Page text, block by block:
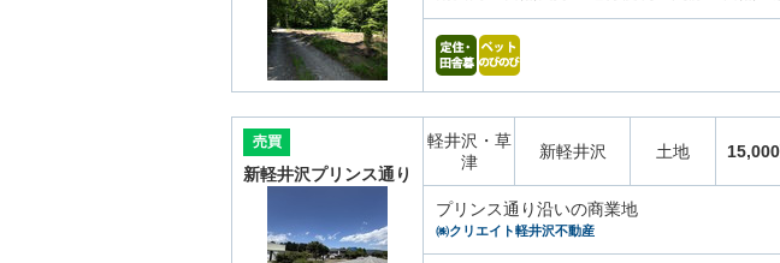
売買
新軽井沢プリンス通り
軽井沢・草
津
新軽井沢 土地
プリンス通り沿いの商業地
㈱クリエイト軽井沢不動産